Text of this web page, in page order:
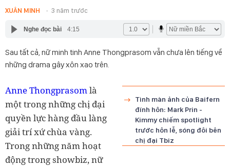
XUÂN MINH 3 năm trước
Nghe đọc bài 4:15
Sau tất cả, nữ minh tinh Anne Thongprasom vẫn chưa lên tiếng về
những drama gây xôn xao trên.
Tình màn ảnh của Baifern
đính hôn: Mark Prin -
Kimmy chiếm spotlight
trước hôn lễ, sóng đôi bên
chị đại Tbiz
Anne Thongprasomlà
một trong những chị đại
quyền lực hàng đầu làng
giải trí xứ chùa vàng.
Trong những năm hoạt
động trong showbiz, nữ